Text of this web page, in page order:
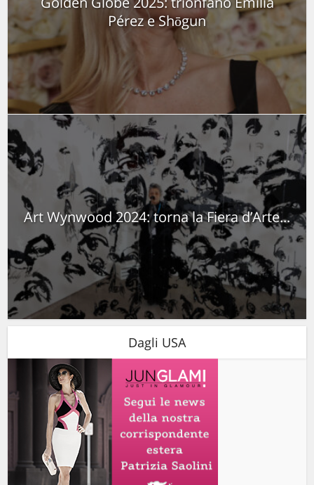
Pérez e Shōgun
Art Wynwood 2024: torna la Fiera d’Arte...
Dagli USA